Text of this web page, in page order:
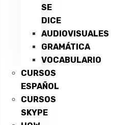
SE
DICE
AUDIOVISUALES
GRAMÁTICA
VOCABULARIO
CURSOS
ESPAÑOL
CURSOS
SKYPE